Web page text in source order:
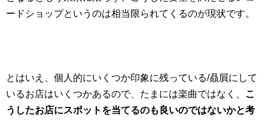
ードショップというのは相当限られてくるのが現状です。
とはいえ、個人的にいくつか印象に残っている/贔屓にして
いるお店はいくつかあるので、たまには楽曲ではなく、 こ
うしたお店にスポットを当てるのも良いのではないかと考